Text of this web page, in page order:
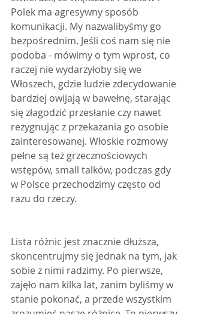
Polek ma agresywny sposób
komunikacji. My nazwalibyśmy go
bezpośrednim. Jeśli coś nam się nie
podoba - mówimy o tym wprost, co
raczej nie wydarzyłoby się we
Włoszech, gdzie ludzie zdecydowanie
bardziej owijają w bawełnę, starając
się złagodzić przesłanie czy nawet
rezygnując z przekazania go osobie
zainteresowanej. Włoskie rozmowy
pełne są też grzecznościowych
wstępów, small talków, podczas gdy
w Polsce przechodzimy często od
razu do rzeczy.
Lista różnic jest znacznie dłuższa,
skoncentrujmy się jednak na tym, jak
sobie z nimi radzimy. Po pierwsze,
zajęło nam kilka lat, zanim byliśmy w
stanie pokonać, a przede wszystkim